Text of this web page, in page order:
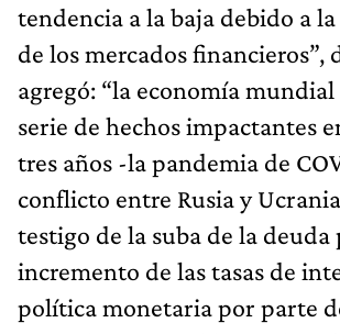
tendencia a la baja debido a
de los mercados financieros”,
agregó: “la economía
serie de hechos impactantes
tres años -la pandemia de
conflicto entre Rusia y
testigo de la suba de la deuda
incremento de las tasas de
política monetaria por parte